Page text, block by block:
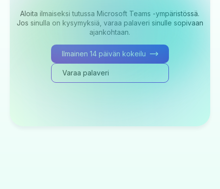
Aloita ilmaiseksi tutussa Microsoft Teams -ympäristössä.
Jos sinulla on kysymyksiä, varaa palaveri sinulle sopivaan
ajankohtaan.
Ilmainen 14 päivän kokeilu
Varaa palaveri